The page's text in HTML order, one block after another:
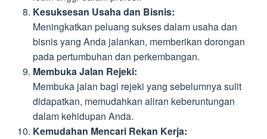
Kesuksesan Usaha dan Bisnis:
Meningkatkan peluang sukses dalam usaha dan
bisnis yang Anda jalankan, memberikan dorongan
pada pertumbuhan dan perkembangan.
Membuka Jalan Rejeki:
Membuka jalan bagi rejeki yang sebelumnya sulit
didapatkan, memudahkan aliran keberuntungan
dalam kehidupan Anda.
Kemudahan Mencari Rekan Kerja: